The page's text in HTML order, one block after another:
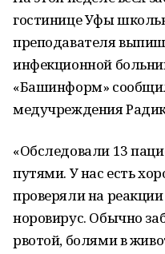
гостинице Уфы
преподавателя
инфекционной
«Башинформ»
медучреждения
«Обследовали 13
путями. У нас есть
проверяли на
норовирус. Обычно
рвотой, болями в